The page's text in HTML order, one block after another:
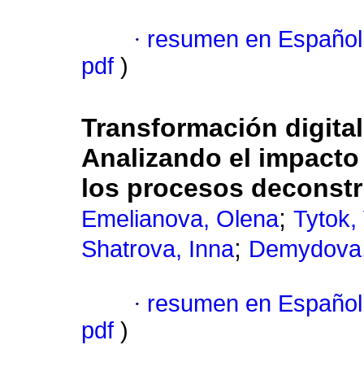
· resumen en Español
pdf )
Transformación
Analizando el
los procesos
Emelianova, Olena; Tytok,
Shatrova, Inna;
· resumen en Español
pdf )